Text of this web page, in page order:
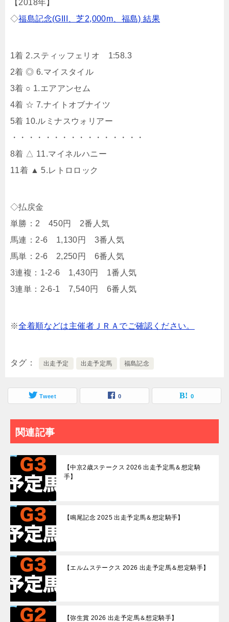
【2018年】
◇福島記念(GIII、芝2,000m、福島) 結果
1着 2.スティッフェリオ 1:58.3
2着 ◎ 6.マイスタイル
3着 ○ 1.エアアンセム
4着 ☆ 7.ナイトオブナイツ
5着 10.ルミナスウォリアー
・・・・・・・・・・・・・・・・
8着 △ 11.マイネルハニー
11着 ▲ 5.レトロロック
◇払戻金
単勝：2 450円 2番人気
馬連：2-6 1,130円 3番人気
馬単：2-6 2,250円 6番人気
3連複：1-2-6 1,430円 1番人気
3連単：2-6-1 7,540円 6番人気
※全着順などは主催者ＪＲＡでご確認ください。
タグ 出走予定 出走予定馬 福島記念
Tweet 0 0
関連記事
【中京2歳ステークス 2026 出走予定馬＆想定騎
手】
【鳴尾記念 2025 出走予定馬＆想定騎手】
【エルムステークス 2026 出走予定馬＆想定騎手】
【弥生賞 2026 出走予定馬＆想定騎手】